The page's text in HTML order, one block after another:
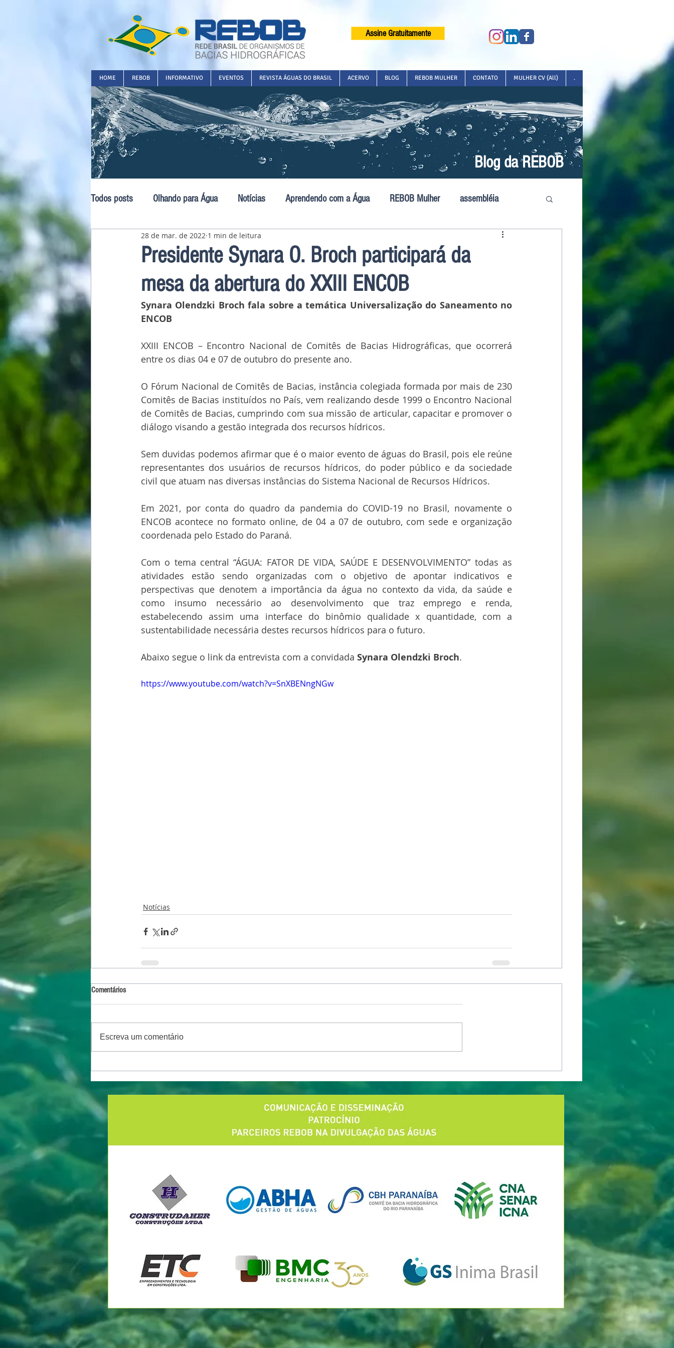
Assine Gratuitamente
HOME REBOB INFORMATIVO EVENTOS REVISTA ÁGUAS DO BRASIL ACERVO BLOG REBOB MULHER CONTATO MULHER CV (All) .
Blog da REBOB
Todos posts Olhando para Água Notícias Aprendendo com a Água REBOB Mulher assembléia
Pavilhão Latino-Americano
Presidente Synara O. Broch participará da
mesa da abertura do XXIII ENCOB
28 de mar. de 2022 1 min de leitura
Synara Olendzki Broch fala sobre a temática Universalização do Saneamento no
ENCOB
XXIII ENCOB – Encontro Nacional de Comitês de Bacias Hidrográficas, que ocorrerá
entre os dias 04 e 07 de outubro do presente ano.
O Fórum Nacional de Comitês de Bacias, instância colegiada formada por mais de 230
Comitês de Bacias instituídos no País, vem realizando desde 1999 o Encontro Nacional
de Comitês de Bacias, cumprindo com sua missão de articular, capacitar e promover o
diálogo visando a gestão integrada dos recursos hídricos.
​Sem duvidas podemos afirmar que é o maior evento de águas do Brasil, pois ele reúne
representantes dos usuários de recursos hídricos, do poder público e da sociedade
civil que atuam nas diversas instâncias do Sistema Nacional de Recursos Hídricos.
Em 2021, por conta do quadro da pandemia do COVID-19 no Brasil, novamente o
ENCOB acontece no formato online, de 04 a 07 de outubro, com sede e organização
coordenada pelo Estado do Paraná.
​Com o tema central “ÁGUA: FATOR DE VIDA, SAÚDE E DESENVOLVIMENTO” todas as
atividades estão sendo organizadas com o objetivo de apontar indicativos e
perspectivas que denotem a importância da água no contexto da vida, da saúde e
como insumo necessário ao desenvolvimento que traz emprego e renda,
estabelecendo assim uma interface do binômio qualidade x quantidade, com a
sustentabilidade necessária destes recursos hídricos para o futuro.
Abaixo segue o link da entrevista com a convidada Synara Olendzki Broch.
https://www.youtube.com/watch?v=SnXBENngNGw
Notícias
Comentários
Escreva um comentário